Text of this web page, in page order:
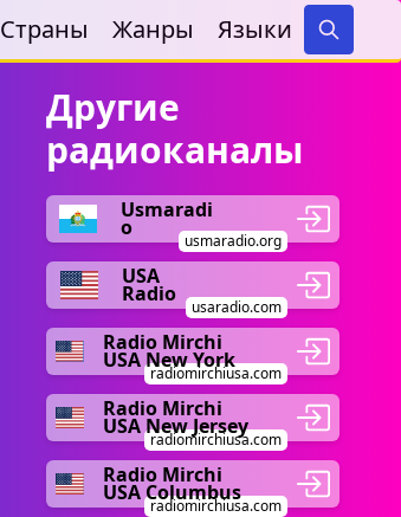
Страны Жанры Языки
Search
Другие
радиоканалы
Usmaradi
o
usmaradio.org
USA
Radio
usaradio.com
Radio Mirchi
USA New York
radiomirchiusa.com
Radio Mirchi
USA New Jersey
radiomirchiusa.com
Radio Mirchi
USA Columbus
radiomirchiusa.com